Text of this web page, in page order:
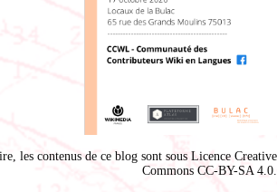
les contenus de ce blog sont sous Licence Creative
Commons CC-BY-SA 4.0.